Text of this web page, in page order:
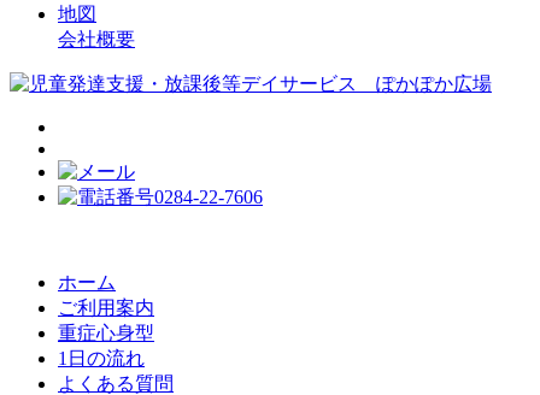
地図
会社概要
ホーム
ご利用案内
重症心身型
1日の流れ
よくある質問